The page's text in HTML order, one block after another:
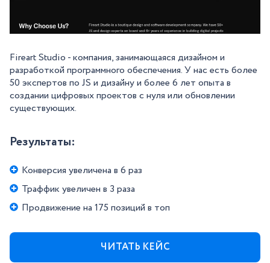
Fireart Studio - компания, занимающаяся дизайном и
разработкой программного обеспечения. У нас есть более
50 экспертов по JS и дизайну и более 6 лет опыта в
создании цифровых проектов с нуля или обновлении
существующих.
Результаты:
Конверсия увеличена в 6 раз
Траффик увеличен в 3 раза
Продвижение на 175 позиций в топ
ЧИТАТЬ КЕЙС